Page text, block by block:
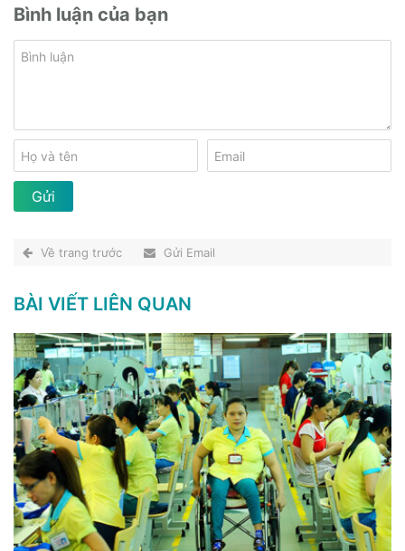
Bình luận của bạn
Về trang trước Gửi Email
BÀI VIẾT LIÊN QUAN